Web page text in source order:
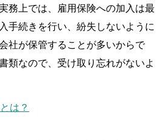
務上では、雇用保険への加入は最
手続きを行い、紛失しないように
社が保管することが多いからで
類なので、受け取り忘れがないよ
は？